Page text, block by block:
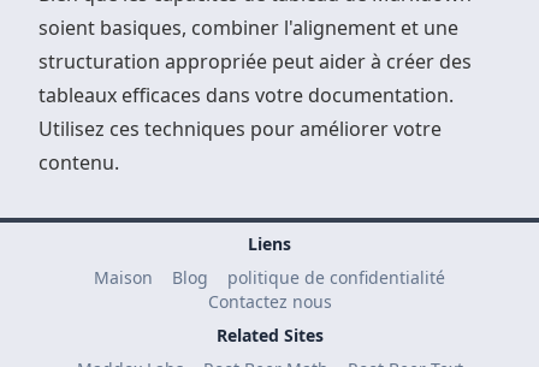
soient basiques, combiner l'alignement et une
structuration appropriée peut aider à créer des
tableaux efficaces dans votre documentation.
Utilisez ces techniques pour améliorer votre
contenu.
Liens
Maison
Blog
politique de confidentialité
Contactez nous
Related Sites